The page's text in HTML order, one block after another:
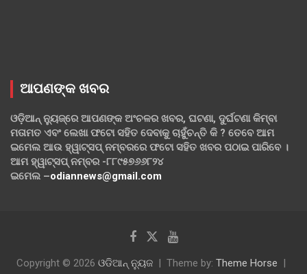
ଆପଣଙ୍କ ଖବର
ଓଡ଼ିଆନ୍ ନ୍ୟୁଜ୍‌ରେ ଆପଣଙ୍କ ଅଂଚଳର ଖବର, ଘଟଣା, ଦୁର୍ଘଟଣା କିମ୍ବା
ମତାମତ ଏବଂ ଲେଖା ଫଟୋ ସହିତ ଦେବାକୁ ଚାହୁଁଚନ୍ତି କି ? ତେବେ ଆମ
ଇମେଲ ଆଉ ହ୍ୱାଟ୍‌ସପ୍ ନମ୍ବରରେ ଫଟୋ ସହିତ ଖବର ପଠାଇ ପାରିବେ ।
ଆମ ହ୍ୱାଟ୍‌ସପ୍ ନମ୍ବର -୮୮୯୫୭୬୬୮୨୪
ଇମେଲ –odiannews@gmail.com
Copyright © 2026 ଓଡିଆନ୍ ନ୍ୟୁଜ Theme by: Theme Horse